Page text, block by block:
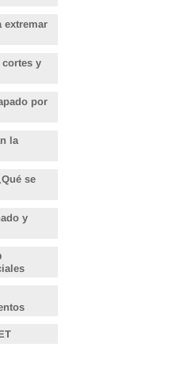
extremar
y
por
la
se
y